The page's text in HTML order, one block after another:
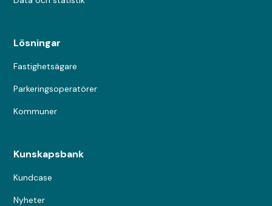
Lösningar
Fastighetsägare
Parkeringsoperatörer
Kommuner
Kunskapsbank
Kundcase
Nyheter